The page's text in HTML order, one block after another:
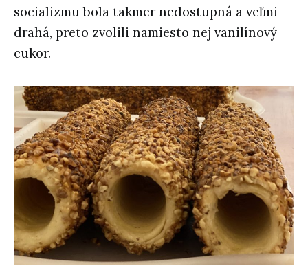
socializmu bola takmer nedostupná a veľmi
drahá, preto zvolili namiesto nej vanilínový
cukor.